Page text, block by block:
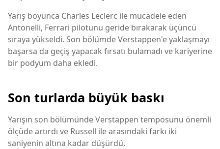
Yarış boyunca Charles Leclerc ile mücadele eden
Antonelli, Ferrari pilotunu geride bırakarak üçüncü
sıraya yükseldi. Son bölümde Verstappen'e yaklaşmayı
başarsa da geçiş yapacak fırsatı bulamadı ve kariyerine
bir podyum daha ekledi.
Son turlarda büyük baskı
Yarışın son bölümünde Verstappen temposunu önemli
ölçüde artırdı ve Russell ile arasındaki farkı iki
saniyenin altına kadar düşürdü.